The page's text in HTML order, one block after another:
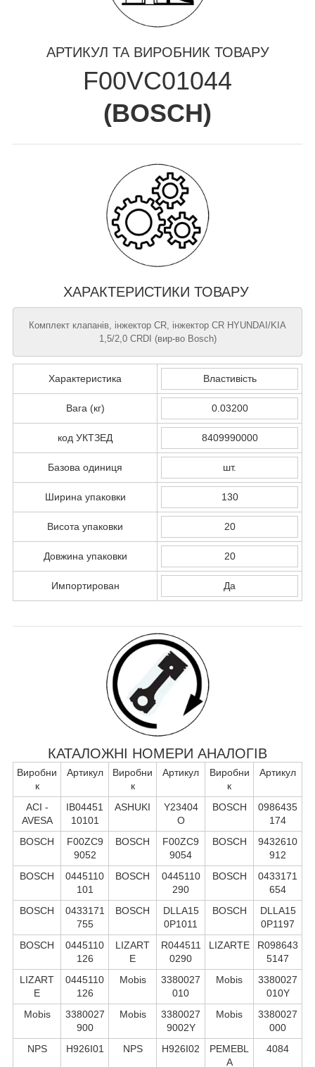
АРТИКУЛ ТА ВИРОБНИК ТОВАРУ
F00VC01044
(BOSCH)
ХАРАКТЕРИСТИКИ ТОВАРУ
Комплект клапанів, інжектор CR, інжектор CR HYUNDAI/KIA
1,5/2,0 CRDI (вир-во Bosch)
Характеристика Властивість
Вага (кг) 0.03200
код УКТЗЕД 8409990000
Базова одиниця шт.
Ширина упаковки 130
Висота упаковки 20
Довжина упаковки 20
Импортирован Да
КАТАЛОЖНІ НОМЕРИ АНАЛОГІВ
Виробни
к
Артикул
Виробни
к
Артикул
Виробни
к
Артикул
ACI -
AVESA
IB04451
10101
ASHUKI
Y23404
O
BOSCH
0986435
174
BOSCH
F00ZC9
9052
BOSCH
F00ZC9
9054
BOSCH
9432610
912
BOSCH
0445110
101
BOSCH
0445110
290
BOSCH
0433171
654
BOSCH
0433171
755
BOSCH
DLLA15
0P1011
BOSCH
DLLA15
0P1197
BOSCH
0445110
126
LIZART
E
R044511
0290
LIZARTE
R098643
5147
LIZART
E
0445110
126
Mobis
3380027
010
Mobis
3380027
010Y
Mobis
3380027
900
Mobis
3380027
9002Y
Mobis
3380027
000
NPS
H926I01 NPS H926I02
PEMEBL
A
4084